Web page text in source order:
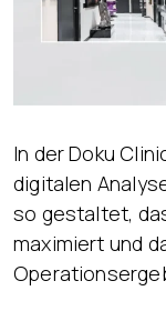
In der Doku
digitalen
so gestaltet,
maximiert und